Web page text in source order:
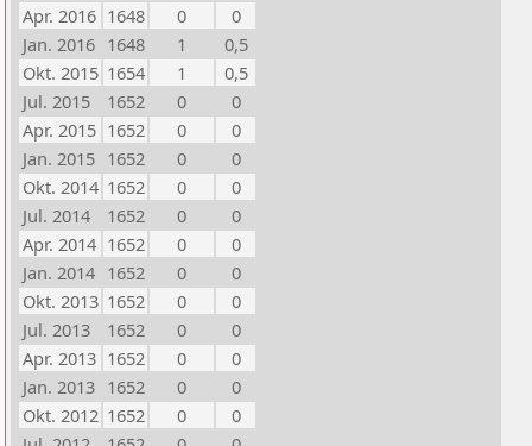
Apr. 2016 1648 0
0
Jan. 2016 1648 1
0,5
Okt. 2015 1654 1
0,5
Jul. 2015
1652 0
0
Apr. 2015 1652 0
0
Jan. 2015 1652 0
0
Okt. 2014 1652 0
0
Jul. 2014
1652 0
0
Apr. 2014 1652 0
0
Jan. 2014 1652 0
0
Okt. 2013 1652 0
0
Jul. 2013
1652 0
0
Apr. 2013 1652 0
0
Jan. 2013 1652 0
0
Okt. 2012 1652 0
0